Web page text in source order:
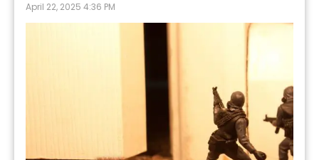
April 22, 2025 4:36 PM